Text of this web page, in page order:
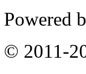
Powered
© 2011-